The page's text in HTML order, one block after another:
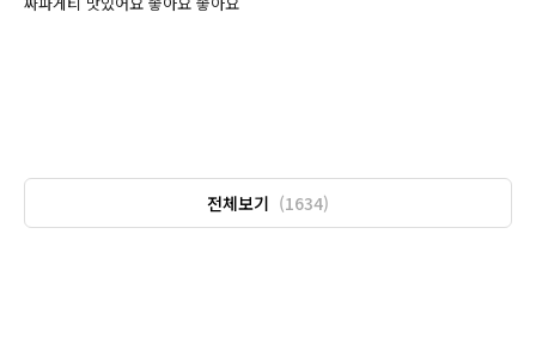
전체보기 (1634)